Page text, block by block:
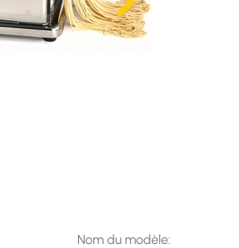
Nom du modèle: